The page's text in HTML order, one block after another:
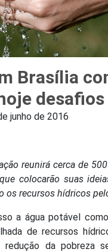
Brasília
desafios
junho de 2016
reunirá cerca de
colocarão suas
os recursos hídricos
a água potável
de recursos
da pobreza